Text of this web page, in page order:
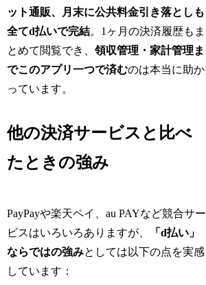
ット通販、月末に公共料金引き落としも
全てd払いで完結。1ヶ月の決済履歴もま
とめて閲覧でき、領収管理・家計管理ま
でこのアプリ一つで済むのは本当に助か
っています。
他の決済サービスと比べ
たときの強み
PayPayや楽天ペイ、au PAYなど競合サー
ビスはいろいろありますが、
「d払い」
ならではの強みとしては以下の点を実感
しています：